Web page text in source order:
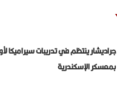
جراديشار ينتظم في تدريبات سيراميكا
بمعسكر الإسكندرية